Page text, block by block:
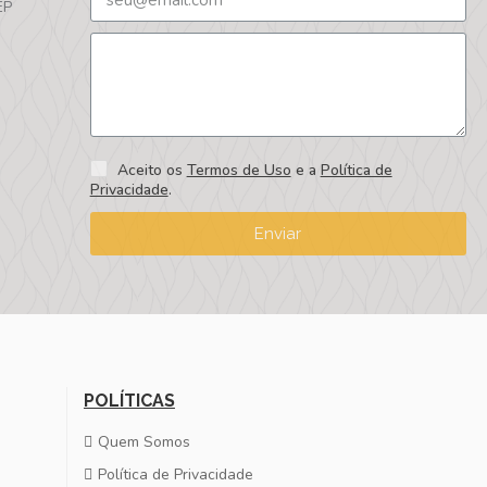
Aceito os Termos de Uso e a Política de
Privacidade.
Enviar
POLÍTICAS
Quem Somos
Política de Privacidade